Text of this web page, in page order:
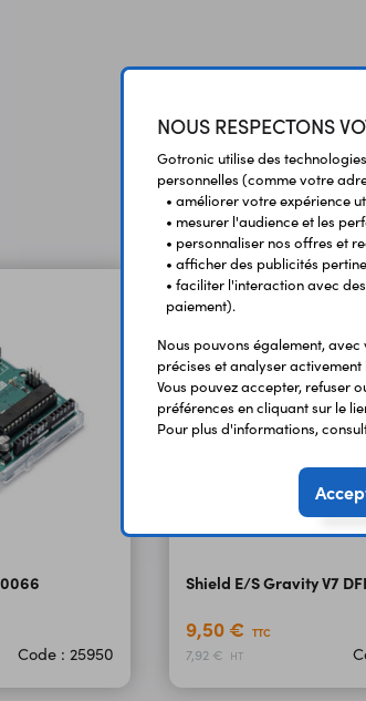
Code : 25950
Shield E/S Gravity V7
9,50 € TTC
7,92 € HT
NOUS RESPECTONS
Gotronic utilise des
personnelles (comme votre
• améliorer votre expérience
• mesurer l'audience et les
• personnaliser nos offres et
• afficher des publicités
• faciliter l'interaction avec
paiement).
Nous pouvons également,
précises et analyser
Vous pouvez accepter, refuser
préférences en cliquant sur le
Pour plus d'informations,